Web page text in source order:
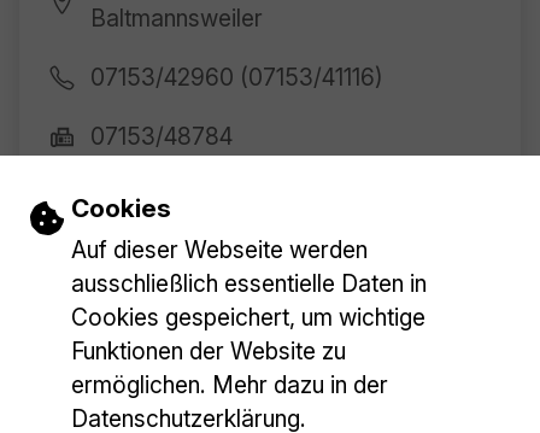
Einstellungen zu Cookies und
Cookies
Auf dieser Webseite werden
ausschließlich essentielle Daten in
Cookies gespeichert, um wichtige
Funktionen der Website zu
ermöglichen. Mehr dazu in der
Datenschutzerklärung.
Baltmannsweiler
07153/42960 (07153/41116)
07153/48784
Mehr laden